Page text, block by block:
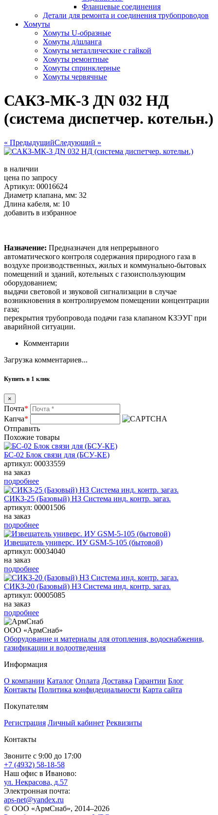
Фланцевые соединения
Детали для ремонта и соединения трубопроводов
Хомуты
Хомуты U-образные
Хомуты д/шланга
Хомуты металлические с гайкой
Хомуты ремонтные
Хомуты спринклерные
Хомуты червячные
САКЗ-МК-3 ДN 032 НД
(система диспетчер. котельн.)
« ПредыдущийСледующий »
в наличии
цена по запросу
Артикул: 00016624
Диаметр клапана, мм: 32
Длина кабеля, м: 10
добавить в избранное
Назначение: Предназначен для непрерывного
автоматического контроля содержания природного газа в
воздухе производственных, жилых и коммунально-бытовых
помещений и зданий, котельных с газоиспользующим
оборудованием;
выдачи световой и звуковой сигнализации в случае
возникновения в контролируемом помещении концентрации
газа;
перекрытия трубопровода подачи газа клапаном КЗЭУГ при
аварийной ситуации.
Комментарии
Загрузка комментариев...
Купить в 1 клик
×
Почта*
Капча*
Отправить
Похожие товары
БС-02 Блок связи для (БСУ-КЕ)
артикул: 00033559
на заказ
подробнее
СИКЗ-25 (Базовый) НЗ Система инд. контр. загаз.
артикул: 00001506
на заказ
подробнее
Извещатель универс. ИУ GSM-5-105 (бытовой)
артикул: 00034040
на заказ
подробнее
СИКЗ-20 (Базовый) НЗ Система инд. контр. загаз.
артикул: 00005085
на заказ
подробнее
ООО «АрмСнаб»
Оборудование и материалы для отопления, водоснабжения,
газификации и водоотведения
Информация
О компании Каталог Оплата Доставка Гарантии Блог
Контакты Политика конфидециальности Карта сайта
Покупателям
Регистрация Личный кабинет Реквизиты
Контакты
Звоните с 9:00 до 17:00
+7 (4932) 58-18-58
Наш офис в Иваново:
ул. Некрасова, д.57
Электронная почта:
aps-net@yandex.ru
© ООО «АрмСнаб», 2014–2026